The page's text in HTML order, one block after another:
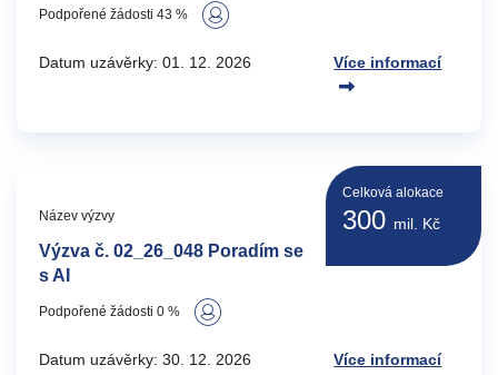
Podpořené žádosti 43 %
Datum uzávěrky: 01. 12. 2026 Více informací
Celková alokace
300 mil. Kč
Název výzvy
Výzva č. 02_26_048 Poradím se
s AI
Podpořené žádosti 0 %
Datum uzávěrky: 30. 12. 2026 Více informací